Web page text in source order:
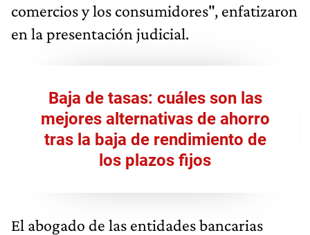
comercios y los consumidores", enfatizaron
en la presentación judicial.
Baja de tasas: cuáles son las
mejores alternativas de ahorro
tras la baja de rendimiento de
los plazos fijos
El abogado de las entidades bancarias